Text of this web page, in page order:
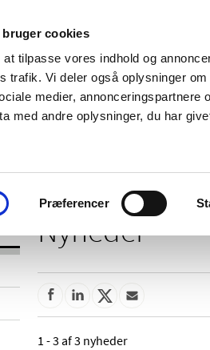
bruger cookies
tilpasse vores indhold og
trafik. Vi deler også oplysninger
medier, annonceringspartnere
med andre oplysninger, du har
Præferencer
og
Tilskud og
Nyheder
1 - 3 af 3 nyheder